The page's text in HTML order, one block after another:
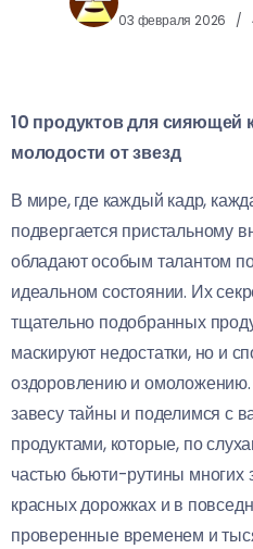
03 февраля 2026
10 продуктов для сияющей
молодости от звезд
В мире, где каждый кадр,
подвергается пристальному
обладают особым талантом
идеальном состоянии. Их
тщательно подобранных
маскируют недостатки, но и
оздоровлению и
завесу тайны и поделимся с
продуктами, которые, по
частью бьюти-рутины многих
красных дорожках и в
проверенные временем и